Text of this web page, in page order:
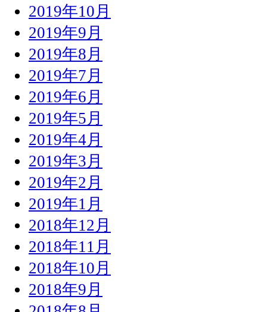
2019年10月
2019年9月
2019年8月
2019年7月
2019年6月
2019年5月
2019年4月
2019年3月
2019年2月
2019年1月
2018年12月
2018年11月
2018年10月
2018年9月